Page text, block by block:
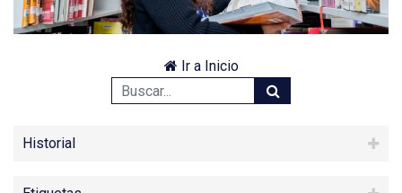
Ir a Inicio
Historial